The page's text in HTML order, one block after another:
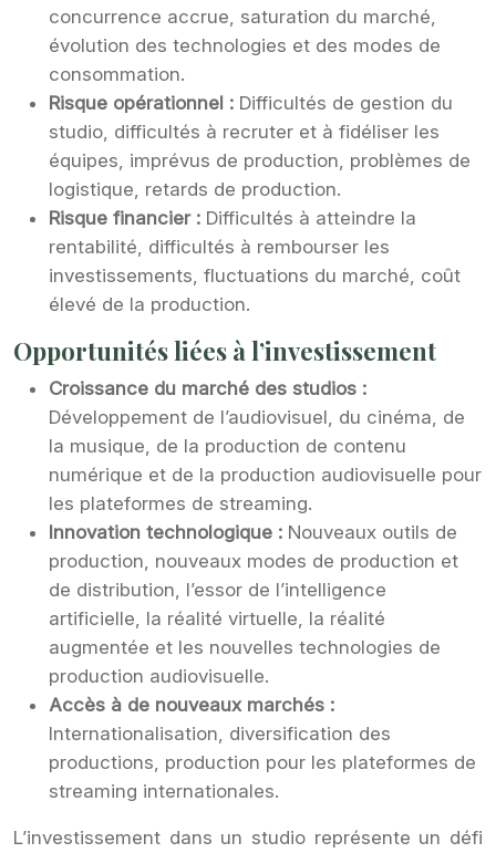
concurrence accrue, saturation du marché,
évolution des technologies et des modes de
consommation.
Risque opérationnel : Difficultés de gestion du
studio, difficultés à recruter et à fidéliser les
équipes, imprévus de production, problèmes de
logistique, retards de production.
Risque financier : Difficultés à atteindre la
rentabilité, difficultés à rembourser les
investissements, fluctuations du marché, coût
élevé de la production.
Opportunités liées à l’investissement
Croissance du marché des studios :
Développement de l’audiovisuel, du cinéma, de
la musique, de la production de contenu
numérique et de la production audiovisuelle pour
les plateformes de streaming.
Innovation technologique : Nouveaux outils de
production, nouveaux modes de production et
de distribution, l’essor de l’intelligence
artificielle, la réalité virtuelle, la réalité
augmentée et les nouvelles technologies de
production audiovisuelle.
Accès à de nouveaux marchés :
Internationalisation, diversification des
productions, production pour les plateformes de
streaming internationales.
L’investissement dans un studio représente un défi